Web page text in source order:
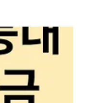
에서 신청, 심의위 통
서울에 거주하면서 한국
학생, 휴학생, 5년 이내
다. ○ 서울시 대학(원)